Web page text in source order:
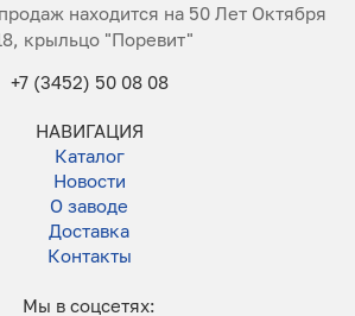
находится на 50 Лет Октября
крыльцо "Поревит"
+7 (3452) 50 08 08
НАВИГАЦИЯ
Каталог
Новости
О заводе
Доставка
Контакты
Мы в соцсетях: